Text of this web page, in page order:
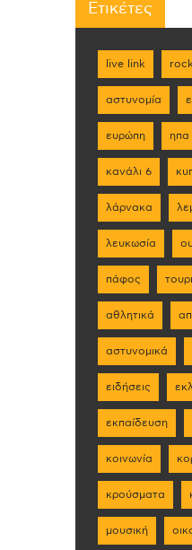
Ετικέτες
live link
αστυνομία
ευρώπη ηπα
κανάλι 6
λάρνακα
λευκωσία
πάφος
αθλητικά
αστυνομικά
ειδήσεις
εκπαίδευση
κοινωνία
κρούσματα
μουσική